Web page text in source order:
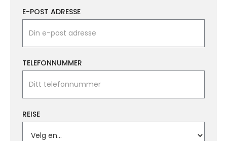
E-POST ADRESSE
TELEFONNUMMER
REISE